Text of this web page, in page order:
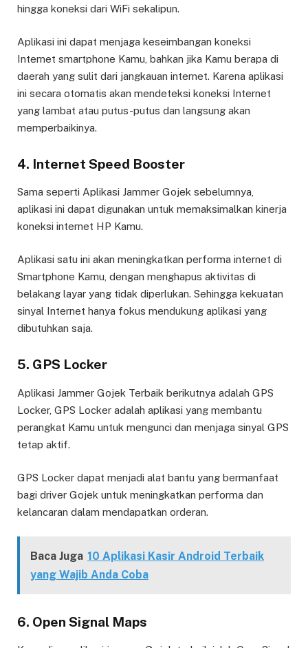
hingga koneksi dari WiFi sekalipun.
Aplikasi ini dapat menjaga keseimbangan koneksi
Internet smartphone Kamu, bahkan jika Kamu berapa di
daerah yang sulit dari jangkauan internet. Karena aplikasi
ini secara otomatis akan mendeteksi koneksi Internet
yang lambat atau putus-putus dan langsung akan
memperbaikinya.
4. Internet Speed Booster
Sama seperti Aplikasi Jammer Gojek sebelumnya,
aplikasi ini dapat digunakan untuk memaksimalkan kinerja
koneksi internet HP Kamu.
Aplikasi satu ini akan meningkatkan performa internet di
Smartphone Kamu, dengan menghapus aktivitas di
belakang layar yang tidak diperlukan. Sehingga kekuatan
sinyal Internet hanya fokus mendukung aplikasi yang
dibutuhkan saja.
5. GPS Locker
Aplikasi Jammer Gojek Terbaik berikutnya adalah GPS
Locker, GPS Locker adalah aplikasi yang membantu
perangkat Kamu untuk mengunci dan menjaga sinyal GPS
tetap aktif.
GPS Locker dapat menjadi alat bantu yang bermanfaat
bagi driver Gojek untuk meningkatkan performa dan
kelancaran dalam mendapatkan orderan.
Baca Juga 10 Aplikasi Kasir Android Terbaik
yang Wajib Anda Coba
6. Open Signal Maps